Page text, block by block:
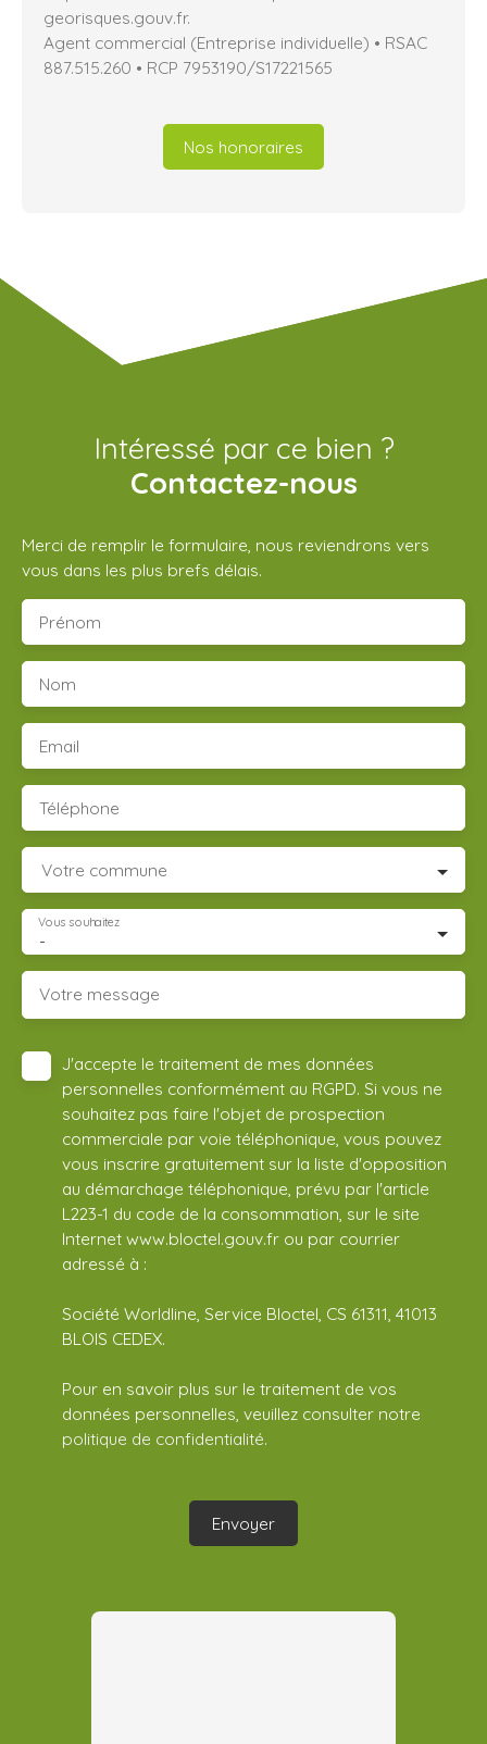
georisques.gouv.fr.
Agent commercial (Entreprise individuelle) • RSAC
887.515.260 • RCP 7953190/S17221565
Nos honoraires
Intéressé par ce bien ?
Contactez-nous
Merci de remplir le formulaire, nous reviendrons vers
vous dans les plus brefs délais.
Prénom
Nom
Email
Téléphone
Votre commune
-
Vous souhaitez
Votre message
J'accepte le traitement de mes données
personnelles conformément au RGPD. Si vous ne
souhaitez pas faire l'objet de prospection
commerciale par voie téléphonique, vous pouvez
vous inscrire gratuitement sur la liste d'opposition
au démarchage téléphonique, prévu par l'article
L223-1 du code de la consommation, sur le site
Internet www.bloctel.gouv.fr ou par courrier
adressé à :
Société Worldline, Service Bloctel, CS 61311, 41013
BLOIS CEDEX.
Pour en savoir plus sur le traitement de vos
données personnelles, veuillez consulter notre
politique de confidentialité.
Envoyer